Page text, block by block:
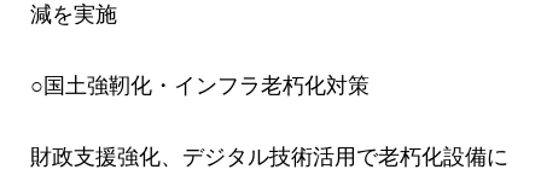
減を実施
○国土強靭化・インフラ老朽化対策
財政支援強化、デジタル技術活用で老朽化設備に